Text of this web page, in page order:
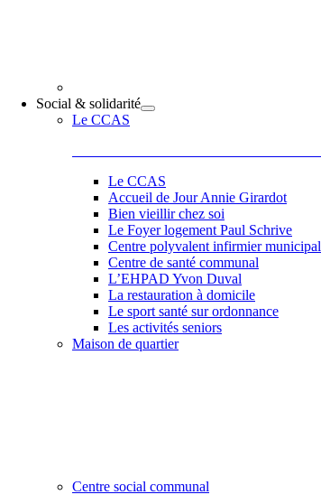
Social & solidarité
Le CCAS
Le CCAS
Accueil de Jour Annie Girardot
Bien vieillir chez soi
Le Foyer logement Paul Schrive
Centre polyvalent infirmier municipal
Centre de santé communal
L’EHPAD Yvon Duval
La restauration à domicile
Le sport santé sur ordonnance
Les activités seniors
Maison de quartier
Centre social communal